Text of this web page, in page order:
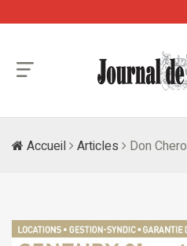
Accueil Articles Don